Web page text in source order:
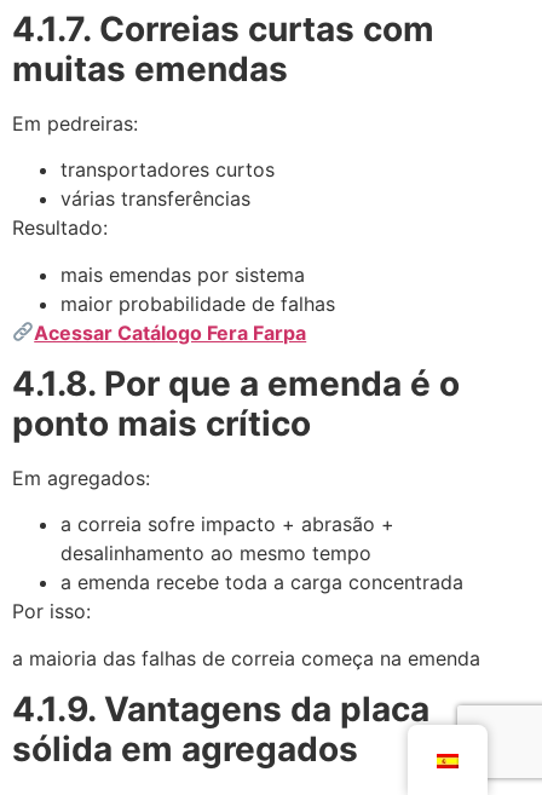
4.1.7. Correias curtas com
muitas emendas
Em pedreiras:
transportadores curtos
várias transferências
Resultado:
mais emendas por sistema
maior probabilidade de falhas
Acessar Catálogo Fera Farpa
4.1.8. Por que a emenda é o
ponto mais crítico
Em agregados:
a correia sofre impacto + abrasão +
desalinhamento ao mesmo tempo
a emenda recebe toda a carga concentrada
Por isso:
a maioria das falhas de correia começa na emenda
4.1.9. Vantagens da placa
sólida em agregados